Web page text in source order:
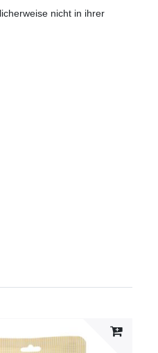
nicht in ihrer